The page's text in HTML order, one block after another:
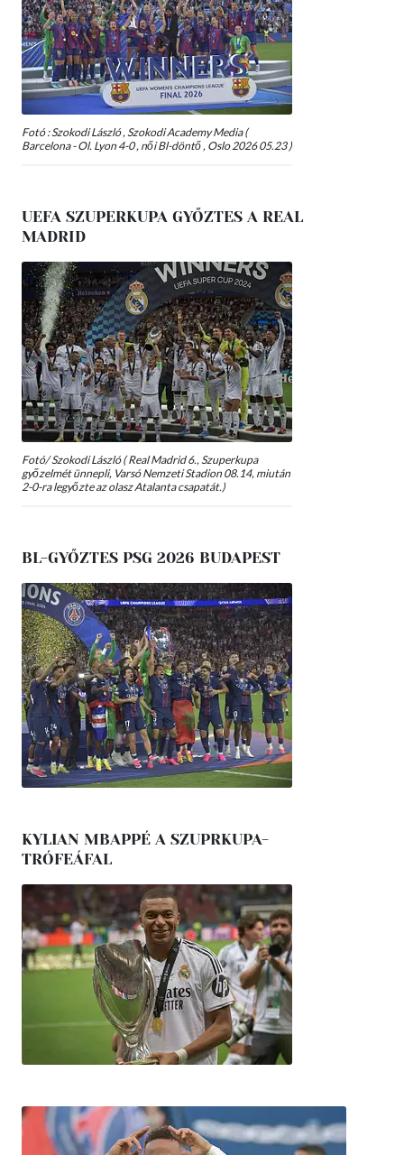
Fotó : Szokodi László , Szokodi Academy Media (
Barcelona - Ol. Lyon 4-0 , női Bl-döntő , Oslo 2026 05.23 )
UEFA SZUPERKUPA GYŐZTES A REAL
MADRID
Fotó/ Szokodi László ( Real Madrid 6., Szuperkupa
győzelmét ünnepli, Varsó Nemzeti Stadion 08.14, miután
2-0-ra legyőzte az olasz Atalanta csapatát.)
BL-GYŐZTES PSG 2026 BUDAPEST
KYLIAN MBAPPÉ A SZUPRKUPA-
TRÓFEÁFAL